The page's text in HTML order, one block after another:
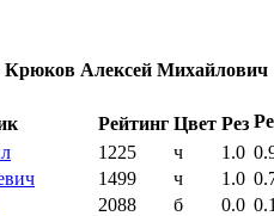
Крюков Алексей Михайлович
Рейтинг Цвет Рез
1225 ч 1.0
1499 ч 1.0
2088 б 0.0